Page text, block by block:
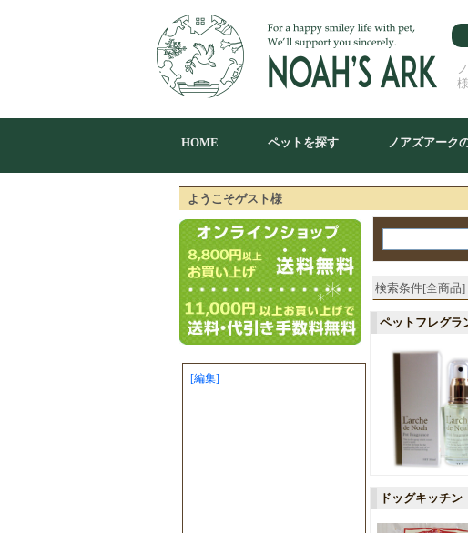
HOME ペットを探す ノアズアーク
ようこそゲスト様
検索条件[全商品]
ペットフレグラ
ドッグキッチ